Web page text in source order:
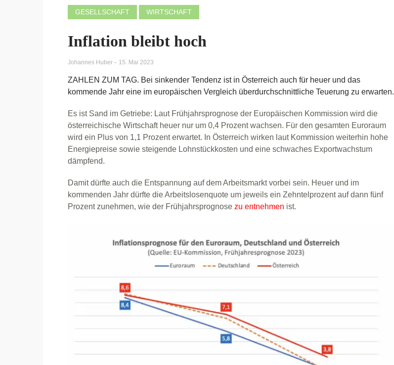
GESELLSCHAFT WIRTSCHAFT
Inflation bleibt hoch
Johannes Huber - 15. Mai 2023
ZAHLEN ZUM TAG. Bei sinkender Tendenz ist in Österreich auch für heuer und das
kommende Jahr eine im europäischen Vergleich überdurchschnittliche Teuerung zu erwarten.
Es ist Sand im Getriebe: Laut Frühjahrsprognose der Europäischen Kommission wird die
österreichische Wirtschaft heuer nur um 0,4 Prozent wachsen. Für den gesamten Euroraum
wird ein Plus von 1,1 Prozent erwartet. In Österreich wirken laut Kommission weiterhin hohe
Energiepreise sowie steigende Lohnstückkosten und eine schwaches Exportwachstum
dämpfend.
Damit dürfte auch die Entspannung auf dem Arbeitsmarkt vorbei sein. Heuer und im
kommenden Jahr dürfte die Arbeitslosenquote um jeweils ein Zehntelprozent auf dann fünf
Prozent zunehmen, wie der Frühjahrsprognose zu entnehmen ist.